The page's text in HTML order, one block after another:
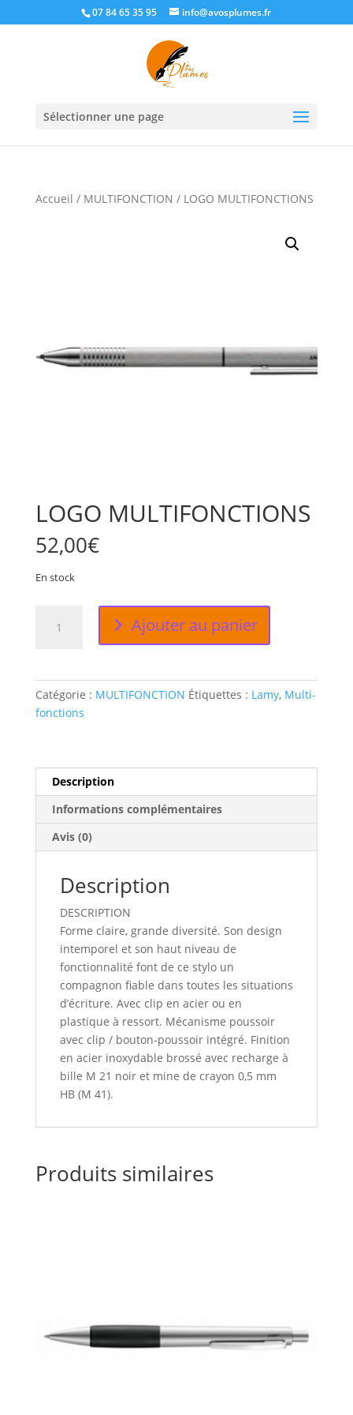
07 84 65 35 95 info@avosplumes.fr
Sélectionner une page
Accueil / MULTIFONCTION / LOGO MULTIFONCTIONS
LOGO MULTIFONCTIONS
52,00€
En stock
Ajouter au panier
Catégorie : MULTIFONCTION Étiquettes : Lamy, Multi-
fonctions
Description
Informations complémentaires
Avis (0)
Description
DESCRIPTION
Forme claire, grande diversité. Son design
intemporel et son haut niveau de
fonctionnalité font de ce stylo un
compagnon fiable dans toutes les situations
d’écriture. Avec clip en acier ou en
plastique à ressort. Mécanisme poussoir
avec clip / bouton-poussoir intégré. Finition
en acier inoxydable brossé avec recharge à
bille M 21 noir et mine de crayon 0,5 mm
HB (M 41).
Produits similaires